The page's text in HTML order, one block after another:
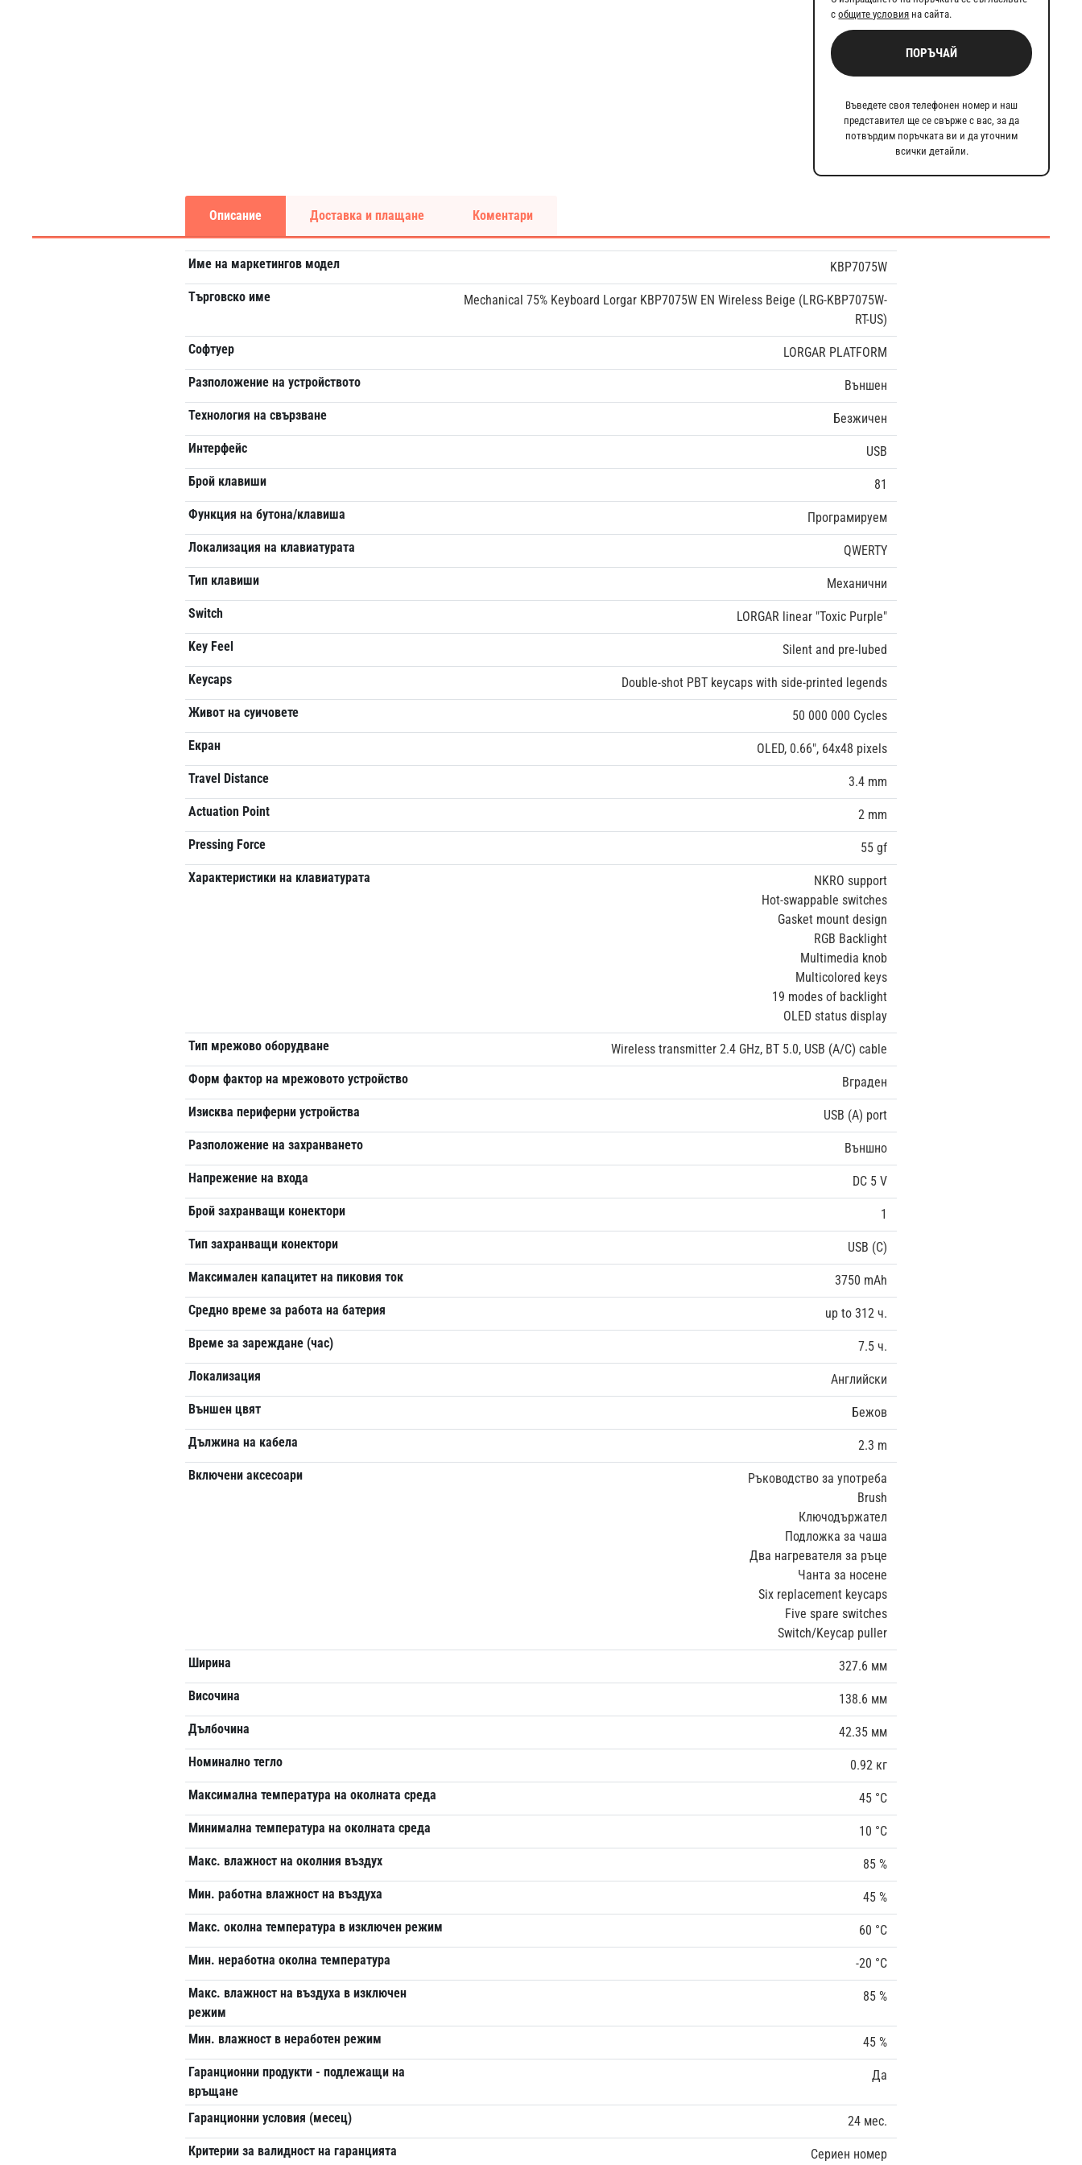
собщите условия на сайта.
ПОРЪЧАЙ
Въведете своя телефонен номер и наш
представител ще се свърже с вас, за да
потвърдим поръчката ви и да уточним
всички детайли.
Описание Доставка и плащане Коментари
Име на маркетингов модел
KBP7075W
Търговско име
Mechanical 75% Keyboard Lorgar KBP7075W EN Wireless Beige (LRG-KBP7075W-
RT-US)
Софтуер
LORGAR PLATFORM
Разположение на устройството
Външен
Технология на свързване
Безжичен
Интерфейс
USB
Брой клавиши
81
Функция на бутона/клавиша
Програмируем
Локализация на клавиатурата
QWERTY
Тип клавиши
Механични
Switch
LORGAR linear "Toxic Purple"
Key Feel
Silent and pre-lubed
Keycaps
Double-shot PBT keycaps with side-printed legends
Живот на суичовете
50 000 000 Cycles
Екран
OLED, 0.66", 64x48 pixels
Travel Distance
3.4 mm
Actuation Point
2 mm
Pressing Force
55 gf
Характеристики на клавиатурата
NKRO support
Hot-swappable switches
Gasket mount design
RGB Backlight
Multimedia knob
Multicolored keys
19 modes of backlight
OLED status display
Тип мрежово оборудване
Wireless transmitter 2.4 GHz, BT 5.0, USB (A/C) cable
Форм фактор на мрежовото устройство
Вграден
Изисква периферни устройства
USB (A) port
Разположение на захранването
Външно
Напрежение на входа
DC 5 V
Брой захранващи конектори
1
Тип захранващи конектори
USB (C)
Максимален капацитет на пиковия ток
3750 mAh
Средно време за работа на батерия
up to 312 ч.
Време за зареждане (час)
7.5 ч.
Локализация
Английски
Външен цвят
Бежов
Дължина на кабела
2.3 m
Включени аксесоари
Ръководство за употреба
Brush
Ключодържател
Подложка за чаша
Два нагревателя за ръце
Чанта за носене
Six replacement keycaps
Five spare switches
Switch/Keycap puller
Ширина
327.6 мм
Височина
138.6 мм
Дълбочина
42.35 мм
Номинално тегло
0.92 кг
Максимална температура на околната среда
45 °C
Минимална температура на околната среда
10 °C
Макс. влажност на околния въздух
85 %
Мин. работна влажност на въздуха
45 %
Макс. околна температура в изключен режим
60 °C
Мин. неработна околна температура
-20 °C
Макс. влажност на въздуха в изключен
режим
85 %
Мин. влажност в неработен режим
45 %
Гаранционни продукти - подлежащи на
връщане
Да
Гаранционни условия (месец)
24 мес.
Критерии за валидност на гаранцията
Сериен номер